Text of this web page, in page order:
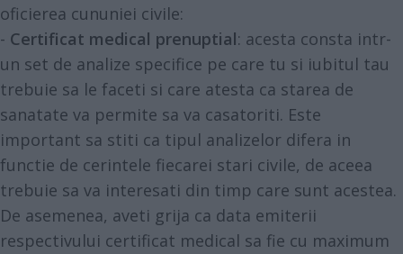
oficierea cununiei civile:
- Certificat medical prenuptial: acesta consta intr-
un set de analize specifice pe care tu si iubitul tau
trebuie sa le faceti si care atesta ca starea de
sanatate va permite sa va casatoriti. Este
important sa stiti ca tipul analizelor difera in
functie de cerintele fiecarei stari civile, de aceea
trebuie sa va interesati din timp care sunt acestea.
De asemenea, aveti grija ca data emiterii
respectivului certificat medical sa fie cu maximum